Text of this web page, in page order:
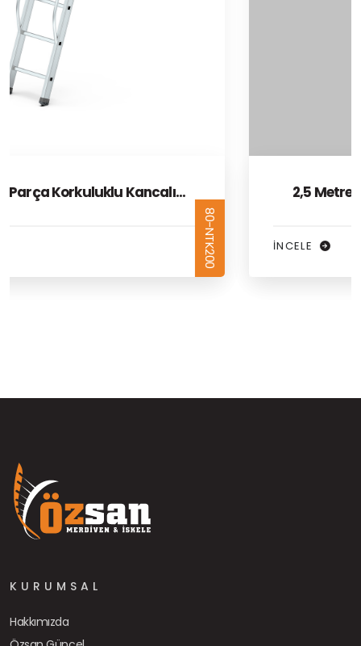
2,5 Metre Tek Parça Korkuluklu Kancalı
Alüminyum Merdiven
80-NTK250
KURUMSAL
Hakkımızda